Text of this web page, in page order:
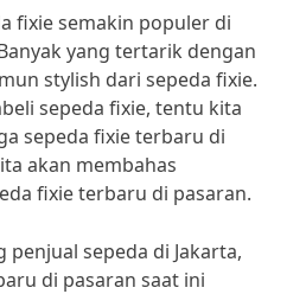
fixie semakin populer di
yang tertarik dengan
stylish dari sepeda fixie.
sepeda fixie, tentu kita
sepeda fixie terbaru di
akan membahas
fixie terbaru di pasaran.
sepeda di Jakarta,
di pasaran saat ini